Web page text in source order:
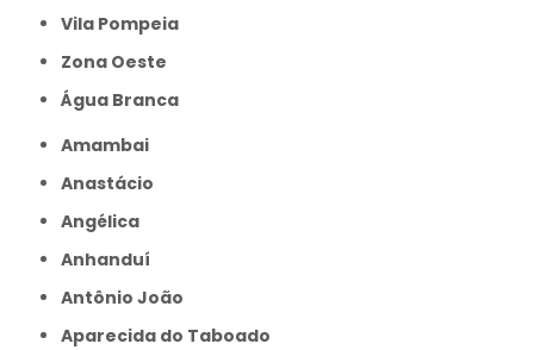
Vila Pompeia
Zona Oeste
Água Branca
Amambai
Anastácio
Angélica
Anhanduí
Antônio João
Aparecida do Taboado